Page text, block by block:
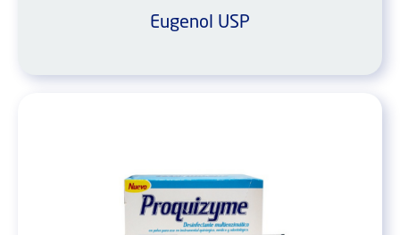
Eugenol USP